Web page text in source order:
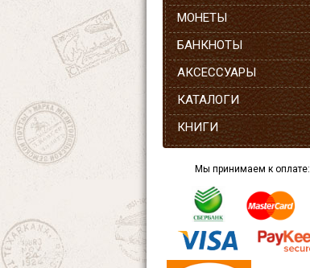
МОНЕТЫ
БАНКНОТЫ
АКСЕССУАРЫ
КАТАЛОГИ
КНИГИ
Мы принимаем к оплате: